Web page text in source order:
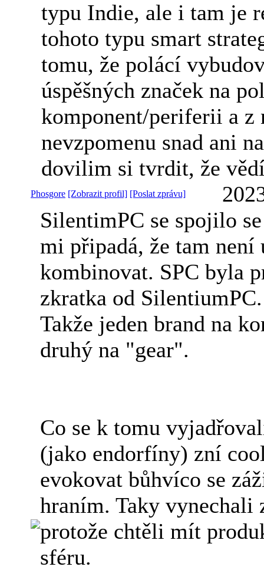
typu Indie, ale i tam je
tohoto typu smart
tomu, že polácí
úspěšných značek na
komponent/periferii a z
nevzpomenu snad ani
dovilim si tvrdit, že
Phosgore [Zobrazit profil] [Poslat zprávu]
SilentimPC se spojilo
mi připadá, že tam není
kombinovat. SPC byla
zkratka od SilentiumPC.
Takže jeden brand na
druhý na "gear".
Co se k tomu
(jako endorfíny) zní
evokovat bůhvíco se
hraním. Taky vynechali
protože chtěli mít
sféru.